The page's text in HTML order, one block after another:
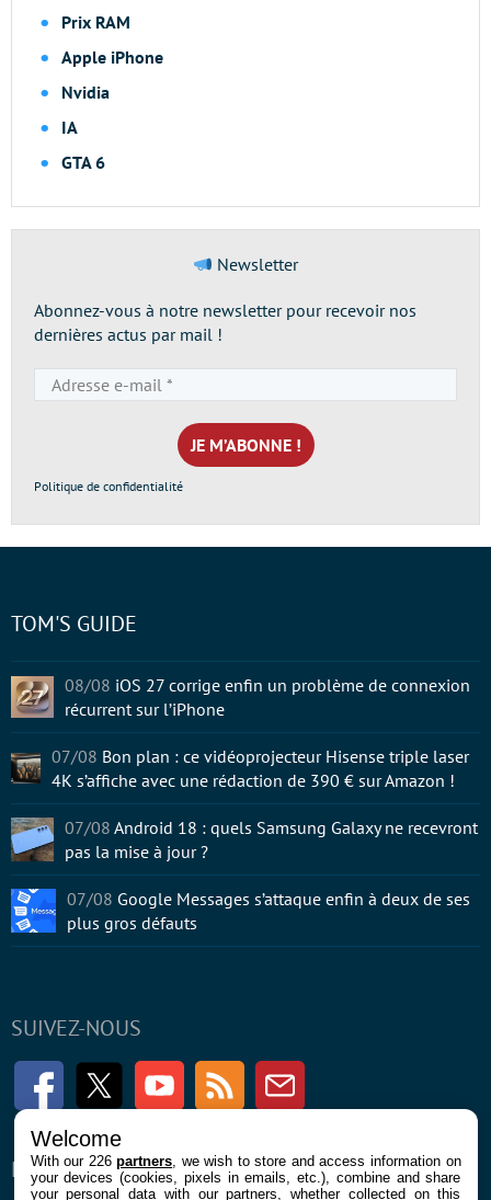
Prix RAM
Apple iPhone
Nvidia
IA
GTA 6
Newsletter
Abonnez-vous à notre newsletter pour recevoir nos
dernières actus par mail !
e-
mail
*
Politique de confidentialité
SUIVEZ-NOUS
FacebookTwitter Youtube RSS Newsletter
ENTREPRISE À PROPOS
TOM'S GUIDE
08/08 iOS 27 corrige enfin un problème de connexion
récurrent sur l’iPhone
07/08 Bon plan : ce vidéoprojecteur Hisense triple laser
4K s’affiche avec une rédaction de 390 € sur Amazon !
07/08 Android 18 : quels Samsung Galaxy ne recevront
pas la mise à jour ?
07/08 Google Messages s’attaque enfin à deux de ses
plus gros défauts
Welcome
With our 226partners , we wish to store and access information on
your devices (cookies, pixels in emails, etc.), combine and share
your personal data with our partners, whether collected on this